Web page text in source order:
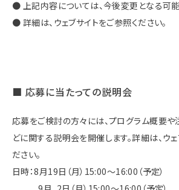
● 上記内容については、今後変更となる可能
● 詳細は、ウェブサイトをご参照ください。
■ 応募に当たっての説明会
応募をご検討の方々には、プログラム概要
どに関する説明会を開催します。詳細は、ウ
ださい。
日時：8月19日（月）15:00～16:00（予定）